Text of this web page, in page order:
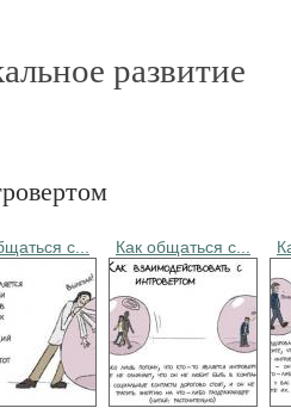
развитие
с... Как общаться с...